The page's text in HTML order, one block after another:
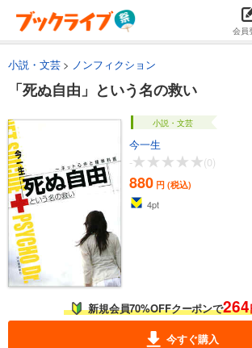
会員
小説・文芸 ノンフィクション
「死ぬ自由」という名の救い
小説・文芸
今一生
-
(0)
880 円 (税込)
4pt
新規会員70%OFFクーポンで264
今すぐ購入